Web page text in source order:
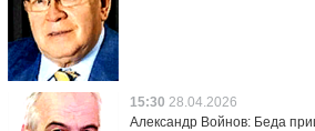
15:30 28.04.2026
Александр Войнов: Беда